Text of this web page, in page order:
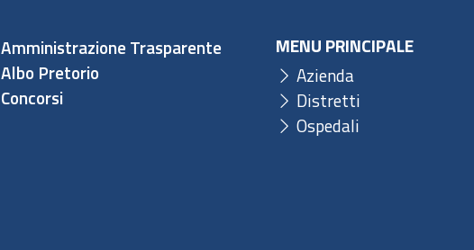
Amministrazione Trasparente
Albo Pretorio
Concorsi
MENU PRINCIPALE
Azienda
Distretti
Ospedali